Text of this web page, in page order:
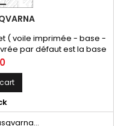
( voile imprimée - base -
par défaut est la base
en changer soit par une
une 12Kg.